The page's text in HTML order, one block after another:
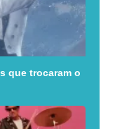
que trocaram o